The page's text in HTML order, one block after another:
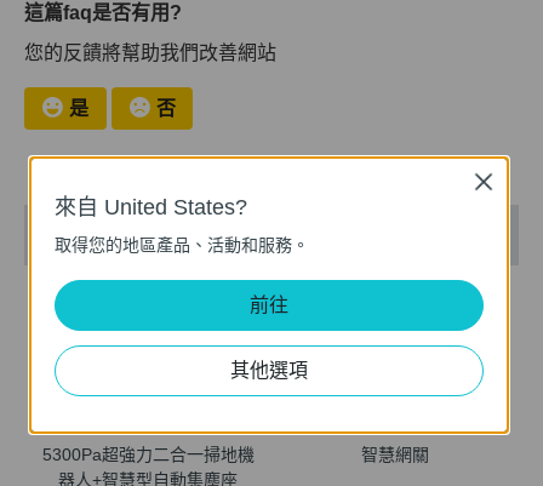
這篇faq是否有用?
您的反饋將幫助我們改善網站
是 否
推薦產品
5300Pa超強力二合一掃地機
器人+智慧型自動集塵座
暢銷
智慧網關
來自 United States?
取得您的地區產品、活動和服務。
前往
其他選項
Close